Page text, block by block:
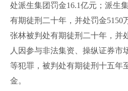
处派生集团罚金16.1亿元；派生
有期徒刑二十年，并处罚金5150
张林被判处有期徒刑二十年，并
人因参与非法集资、操纵证券市
等犯罪，被判处有期徒刑十五年
金。